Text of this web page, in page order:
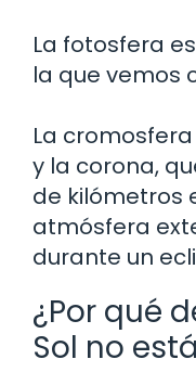
La fotosfera
la que vemos
La
y la corona,
de kilómetros
atmósfera
durante un
¿Por qué
Sol no